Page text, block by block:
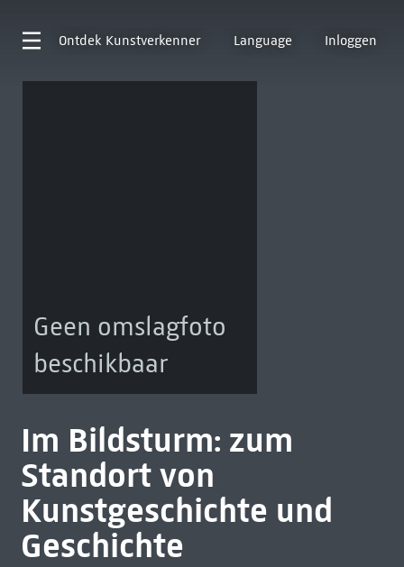
Ontdek Kunstverkenner Language Inloggen
Geen omslagfoto
beschikbaar
Im Bildsturm: zum
Standort von
Kunstgeschichte und
Geschichte